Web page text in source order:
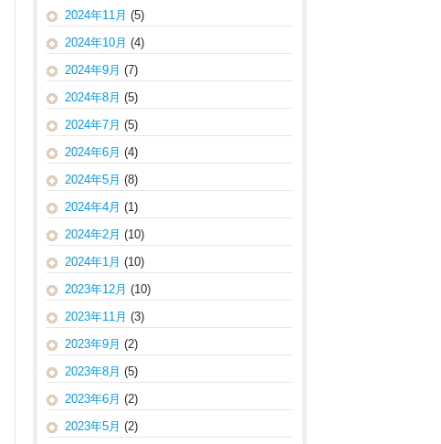
2024年11月 (5)
2024年10月 (4)
2024年9月 (7)
2024年8月 (5)
2024年7月 (5)
2024年6月 (4)
2024年5月 (8)
2024年4月 (1)
2024年2月 (10)
2024年1月 (10)
2023年12月 (10)
2023年11月 (3)
2023年9月 (2)
2023年8月 (5)
2023年6月 (2)
2023年5月 (2)